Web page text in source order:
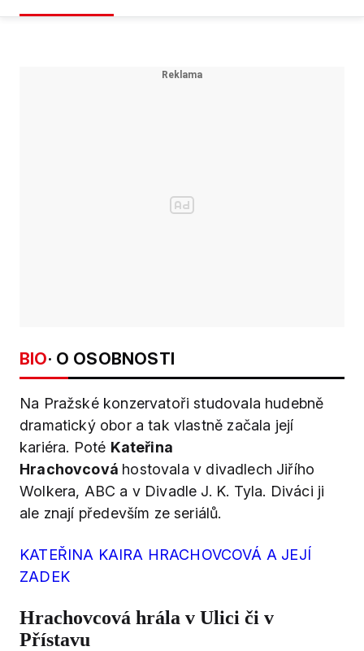
BIO· O OSOBNOSTI
Na Pražské konzervatoři studovala hudebně
dramatický obor a tak vlastně začala její
kariéra. Poté Kateřina
Hrachovcová hostovala v divadlech Jiřího
Wolkera, ABC a v Divadle J. K. Tyla. Diváci ji
ale znají především ze seriálů.
KATEŘINA KAIRA HRACHOVCOVÁ A JEJÍ
ZADEK
Hrachovcová hrála v Ulici či v
Přístavu